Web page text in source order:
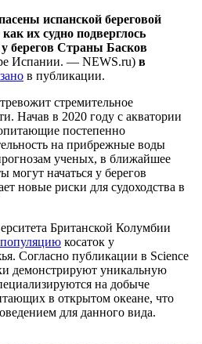
испанской береговой
их судно подверглось
берегов Страны Басков
Испании. — NEWS.ru) в
в публикации.
стремительное
Начав в 2020 году с акватории
постепенно
на прибрежные воды
ученых, в ближайшее
начаться у берегов
новые риски для судоходства в
Британской Колумбии
косаток у
Согласно публикации в Science
демонстрируют уникальную
на добыче
в открытом океане, что
для данного вида.